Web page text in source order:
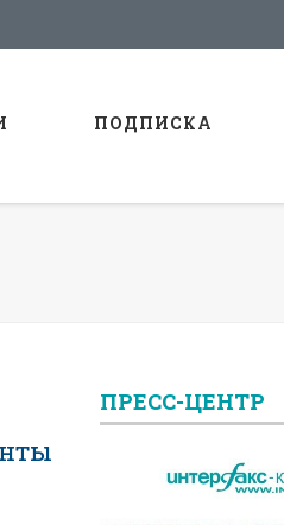
ПОДПИСКА
ПРЕСС-ЦЕНТР